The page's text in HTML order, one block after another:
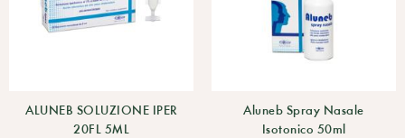
ALUNEB SOLUZIONE IPER
20FL 5ML
Aluneb Spray Nasale
Isotonico 50ml